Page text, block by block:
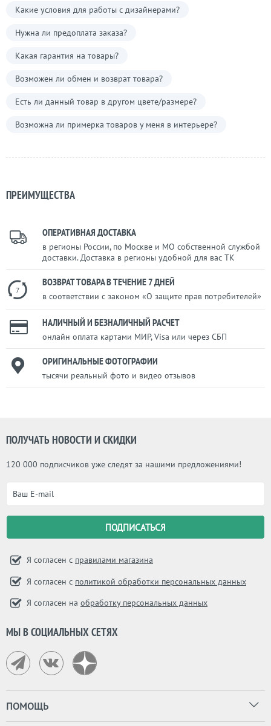
Какие условия для работы с дизайнерами?
Нужна ли предоплата заказа?
Какая гарантия на товары?
Возможен ли обмен и возврат товара?
Есть ли данный товар в другом цвете/размере?
Возможна ли примерка товаров у меня в интерьере?
ПРЕИМУЩЕСТВА
ОПЕРАТИВНАЯ ДОСТАВКА
в регионы России, по Москве и МО собственной службой
доставки. Доставка в регионы удобной для вас ТК
7
ВОЗВРАТ ТОВАРА В ТЕЧЕНИЕ 7 ДНЕЙ
в соответствии с законом «О защите прав потребителей»
НАЛИЧНЫЙ И БЕЗНАЛИЧНЫЙ РАСЧЕТ
онлайн оплата картами МИР, Visa или через СБП
ОРИГИНАЛЬНЫЕ ФОТОГРАФИИ
тысячи реальный фото и видео отзывов
ПОЛУЧАТЬ НОВОСТИ И СКИДКИ
120 000 подписчиков уже следят за нашими предложениями!
Я согласен с правилами магазина
Я согласен с политикой обработки персональных данных
Я согласен на обработку персональных данных
МЫ В СОЦИАЛЬНЫХ СЕТЯХ
ПОМОЩЬ